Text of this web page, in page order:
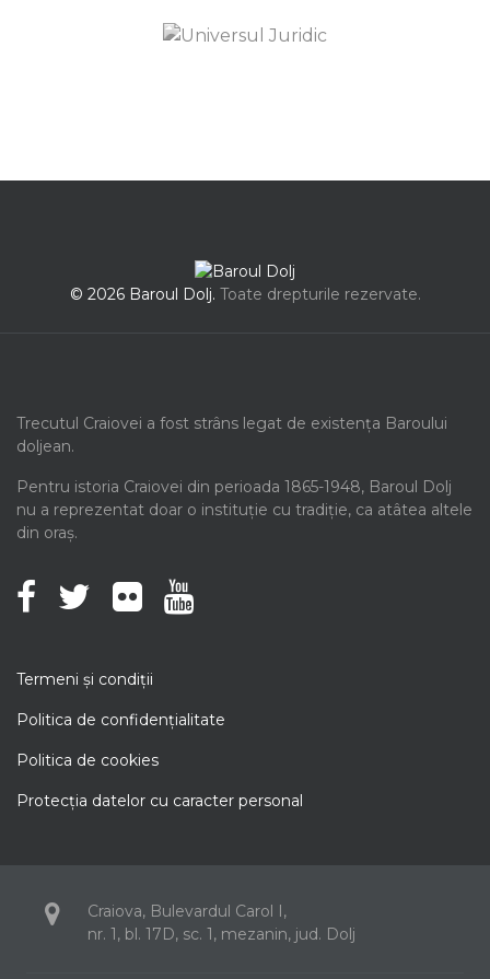
© 2026 Baroul Dolj. Toate drepturile rezervate.
Trecutul Craiovei a fost strâns legat de existența Baroului
doljean.
Pentru istoria Craiovei din perioada 1865-1948, Baroul Dolj
nu a reprezentat doar o instituție cu tradiție, ca atâtea altele
din oraș.
Termeni şi condiţii
Politica de confidenţialitate
Politica de cookies
Protecţia datelor cu caracter personal
Craiova, Bulevardul Carol I,
nr. 1, bl. 17D, sc. 1, mezanin, jud. Dolj